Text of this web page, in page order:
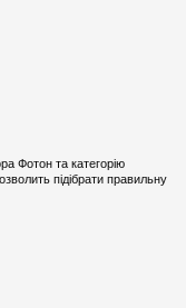
Фотон та категорію
підібрати правильну